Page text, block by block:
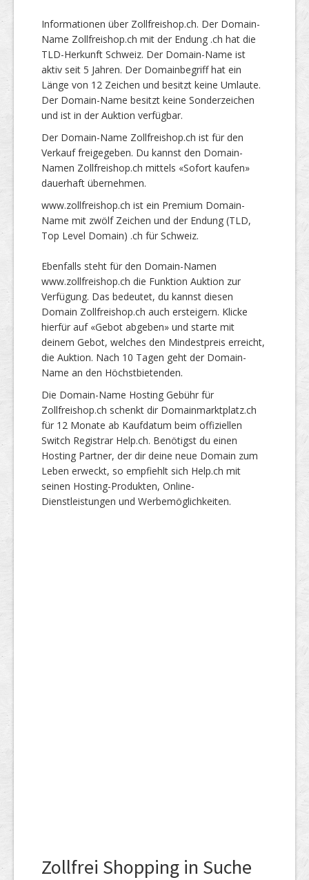
Informationen über Zollfreishop.ch. Der Domain-
Name Zollfreishop.ch mit der Endung .ch hat die
TLD-Herkunft Schweiz. Der Domain-Name ist
aktiv seit 5 Jahren. Der Domainbegriff hat ein
Länge von 12 Zeichen und besitzt keine Umlaute.
Der Domain-Name besitzt keine Sonderzeichen
und ist in der Auktion verfügbar.
Der Domain-Name Zollfreishop.ch ist für den
Verkauf freigegeben. Du kannst den Domain-
Namen Zollfreishop.ch mittels «Sofort kaufen»
dauerhaft übernehmen.
www.zollfreishop.ch ist ein Premium Domain-
Name mit zwölf Zeichen und der Endung (TLD,
Top Level Domain) .ch für Schweiz.
Ebenfalls steht für den Domain-Namen
www.zollfreishop.ch die Funktion Auktion zur
Verfügung. Das bedeutet, du kannst diesen
Domain Zollfreishop.ch auch ersteigern. Klicke
hierfür auf «Gebot abgeben» und starte mit
deinem Gebot, welches den Mindestpreis erreicht,
die Auktion. Nach 10 Tagen geht der Domain-
Name an den Höchstbietenden.
Die Domain-Name Hosting Gebühr für
Zollfreishop.ch schenkt dir Domainmarktplatz.ch
für 12 Monate ab Kaufdatum beim offiziellen
Switch Registrar Help.ch. Benötigst du einen
Hosting Partner, der dir deine neue Domain zum
Leben erweckt, so empfiehlt sich Help.ch mit
seinen Hosting-Produkten, Online-
Dienstleistungen und Werbemöglichkeiten.
Zollfrei Shopping in Suche